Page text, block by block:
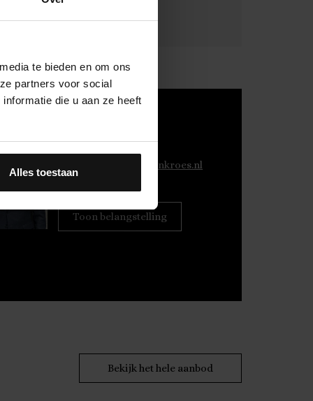
te bieden en om ons
partners voor social
die u aan ze heeft
Alles toestaan
NVM Makelaar
g.langen@fransenkroes.nl
T:
06 100 819 61
Toon belangstelling
Bekijk het hele aanbod